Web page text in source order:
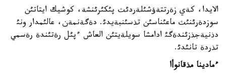
الايدا، كةي زةرتتةؤشئلةردئث پئكئرئنشة، كوشيك ايتاتئن
سوزدةرئنئث ماعئناسئن تذسئنبةيدئ. دةگةنمةن، عالئمدار ونئ
دذنيةجذزئندةگئ ادامشا سويلةيتئن العاش ءپئل رةتئندة رةسمي
تذردة تانئدئ.
ءمادينا مذقانوأا